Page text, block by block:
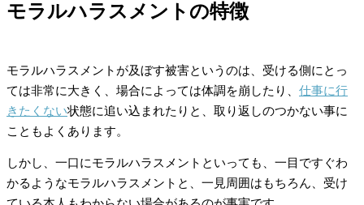
モラルハラスメントの特徴
モラルハラスメントが及ぼす被害というのは、受ける側にとっ
ては非常に大きく、場合によっては体調を崩したり、 仕事に行
きたくない状態に追い込まれたりと、取り返しのつかない事に
こともよくあります。
しかし、一口にモラルハラスメントといっても、一目ですぐわ
かるようなモラルハラスメントと、一見周囲はもちろん、受け